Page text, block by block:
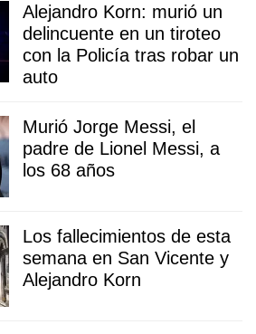
Alejandro Korn: murió un
delincuente en un tiroteo
con la Policía tras robar un
auto
Murió Jorge Messi, el
padre de Lionel Messi, a
los 68 años
Los fallecimientos de esta
semana en San Vicente y
Alejandro Korn